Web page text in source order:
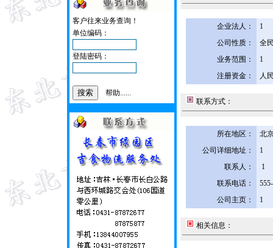
客户往来业务查询！
单位编码：
登陆密码：
帮助......
企业法人：
1
公司性质：
全
业务范围：
1
注册资金：
人
联系方式：
所在地区：
北
公司详细地址：
1
联系人：
1
联系电话：
公司主页：
1
相关信息：